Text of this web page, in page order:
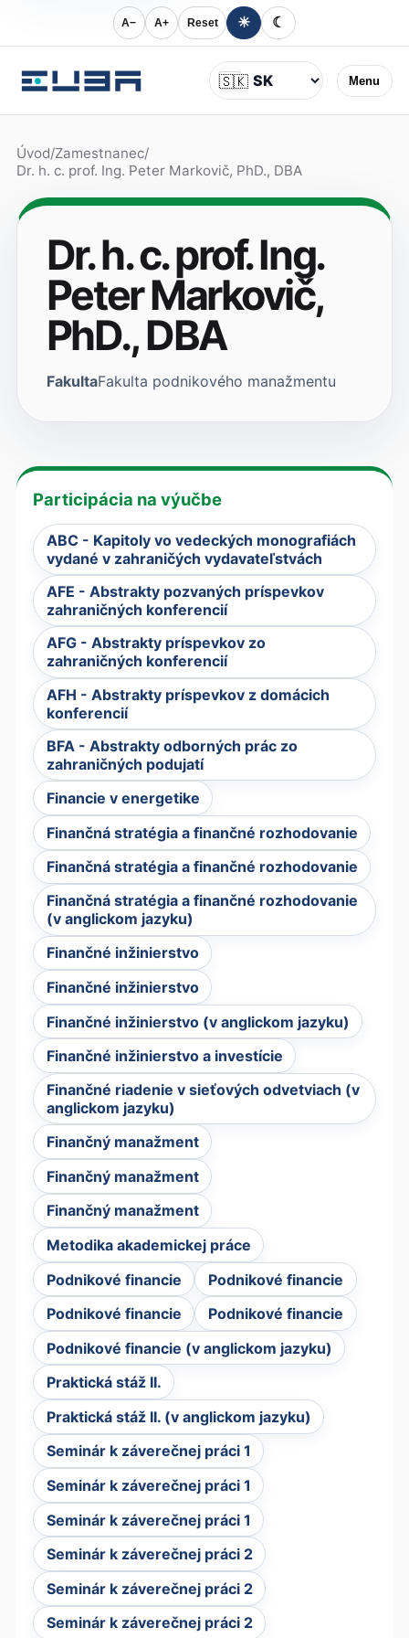
A− A+ Reset ☀ ☾
Menu
Jazyk
🇸🇰
Úvod/Zamestnanec/
Dr. h. c. prof. Ing. Peter Markovič, PhD., DBA
Dr. h. c. prof. Ing.
Peter Markovič,
PhD., DBA
FakultaFakulta podnikového manažmentu
Participácia na výučbe
ABC - Kapitoly vo vedeckých monografiách
vydané v zahraničých vydavateľstvách
AFE - Abstrakty pozvaných príspevkov
zahraničných konferencií
AFG - Abstrakty príspevkov zo
zahraničných konferencií
AFH - Abstrakty príspevkov z domácich
konferencií
BFA - Abstrakty odborných prác zo
zahraničných podujatí
Financie v energetike
Finančná stratégia a finančné rozhodovanie
Finančná stratégia a finančné rozhodovanie
Finančná stratégia a finančné rozhodovanie
(v anglickom jazyku)
Finančné inžinierstvo
Finančné inžinierstvo
Finančné inžinierstvo (v anglickom jazyku)
Finančné inžinierstvo a investície
Finančné riadenie v sieťových odvetviach (v
anglickom jazyku)
Finančný manažment
Finančný manažment
Finančný manažment
Metodika akademickej práce
Podnikové financie
Podnikové financie
Podnikové financie
Podnikové financie
Podnikové financie (v anglickom jazyku)
Praktická stáž II.
Praktická stáž II. (v anglickom jazyku)
Seminár k záverečnej práci 1
Seminár k záverečnej práci 1
Seminár k záverečnej práci 1
Seminár k záverečnej práci 2
Seminár k záverečnej práci 2
Seminár k záverečnej práci 2